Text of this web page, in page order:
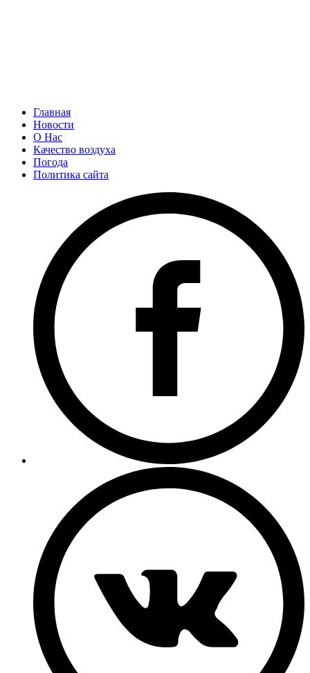
Главная
Новости
О Нас
Качество воздуха
Погода
Политика сайта